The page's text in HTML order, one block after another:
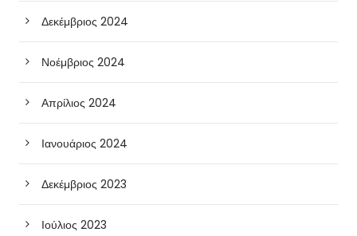
Δεκέμβριος 2024
Νοέμβριος 2024
Απρίλιος 2024
Ιανουάριος 2024
Δεκέμβριος 2023
Ιούλιος 2023